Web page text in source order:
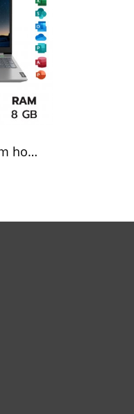
เช่าโน๊ตบุ๊ค work form home